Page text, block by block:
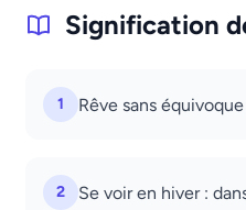
Signification
1 Rêve sans
2
Se voir en hiver :